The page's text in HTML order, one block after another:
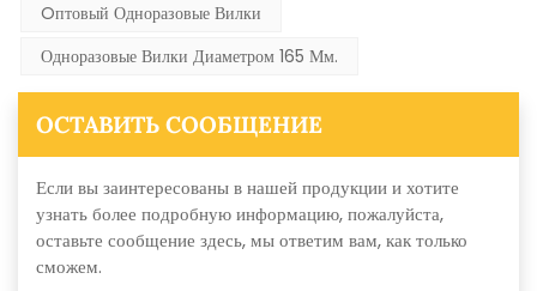
Oптовый Одноразовые Вилки
Одноразовые Вилки Диаметром 165 Мм.
ОСТАВИТЬ СООБЩЕНИЕ
Если вы заинтересованы в нашей продукции и хотите
узнать более подробную информацию, пожалуйста,
оставьте сообщение здесь, мы ответим вам, как только
сможем.